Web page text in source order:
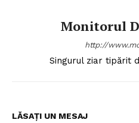
Monitorul
http://
Singurul ziar tipărit
LĂSAȚI UN MESAJ